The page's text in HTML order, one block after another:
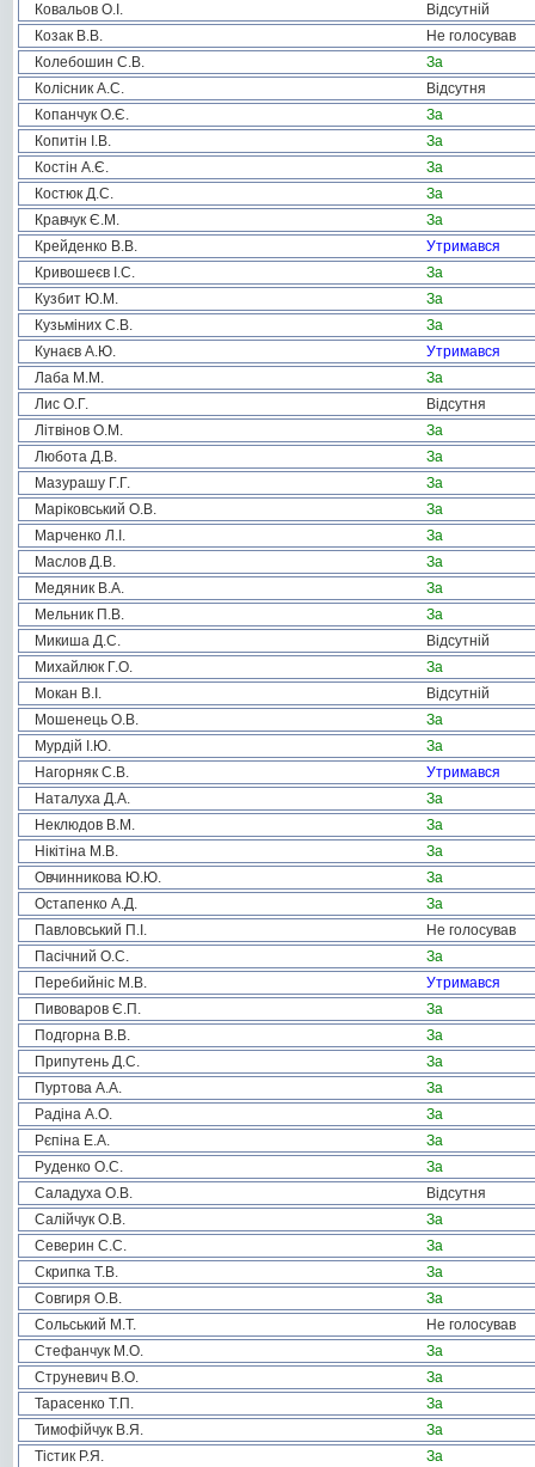
Ковальов О.І.
Відсутній
Козак В.В.
Не голосував
Колебошин С.В.
За
Колісник А.С.
Відсутня
Копанчук О.Є.
За
Копитін І.В.
За
Костін А.Є.
За
Костюк Д.С.
За
Кравчук Є.М.
За
Крейденко В.В.
Утримався
Кривошеєв І.С.
За
Кузбит Ю.М.
За
Кузьміних С.В.
За
Кунаєв А.Ю.
Утримався
Лаба М.М.
За
Лис О.Г.
Відсутня
Літвінов О.М.
За
Любота Д.В.
За
Мазурашу Г.Г.
За
Маріковський О.В.
За
Марченко Л.І.
За
Маслов Д.В.
За
Медяник В.А.
За
Мельник П.В.
За
Микиша Д.С.
Відсутній
Михайлюк Г.О.
За
Мокан В.І.
Відсутній
Мошенець О.В.
За
Мурдій І.Ю.
За
Нагорняк С.В.
Утримався
Наталуха Д.А.
За
Неклюдов В.М.
За
Нікітіна М.В.
За
Овчинникова Ю.Ю.
За
Остапенко А.Д.
За
Павловський П.І.
Не голосував
Пасічний О.С.
За
Перебийніс М.В.
Утримався
Пивоваров Є.П.
За
Подгорна В.В.
За
Припутень Д.С.
За
Пуртова А.А.
За
Радіна А.О.
За
Рєпіна Е.А.
За
Руденко О.С.
За
Саладуха О.В.
Відсутня
Салійчук О.В.
За
Северин С.С.
За
Скрипка Т.В.
За
Совгиря О.В.
За
Сольський М.Т.
Не голосував
Стефанчук М.О.
За
Струневич В.О.
За
Тарасенко Т.П.
За
Тимофійчук В.Я.
За
Тістик Р.Я.
За